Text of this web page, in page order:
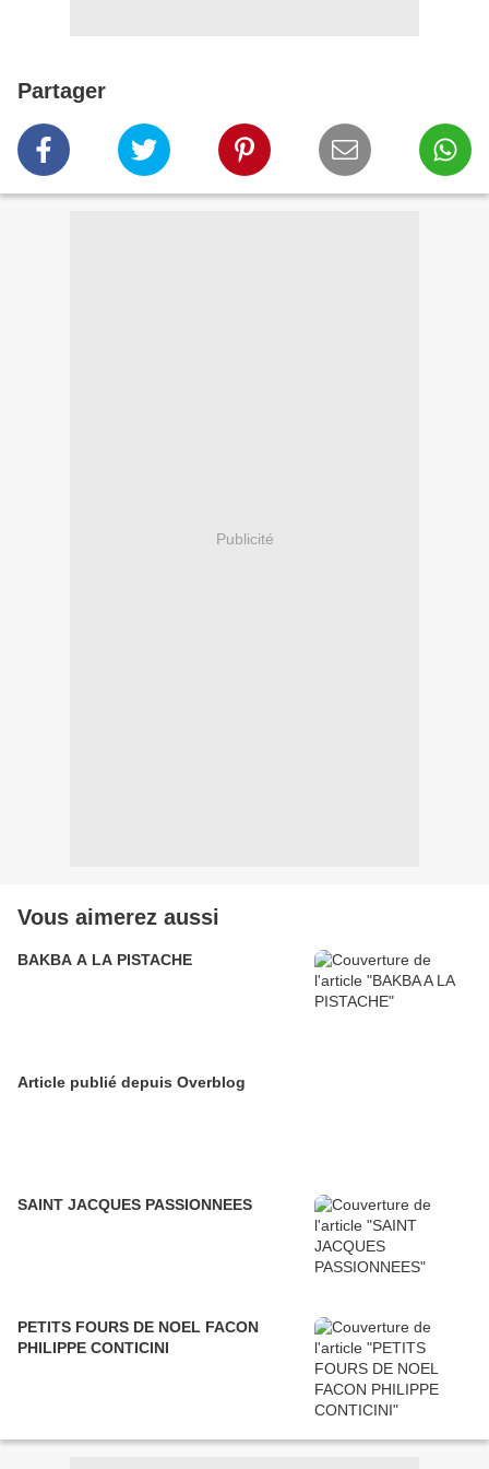
Partager
Publicité
Vous aimerez aussi
BAKBA A LA PISTACHE
Article publié depuis Overblog
SAINT JACQUES PASSIONNEES
PETITS FOURS DE NOEL FACON
PHILIPPE CONTICINI